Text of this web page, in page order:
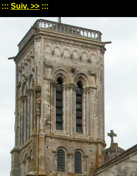
::: Suiv. >> :::